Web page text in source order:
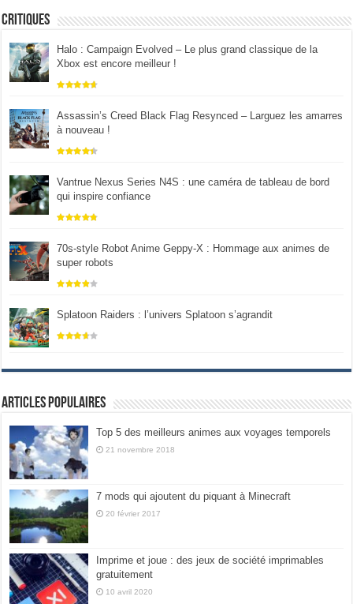
Critiques
Halo : Campaign Evolved – Le plus grand classique de la
Xbox est encore meilleur !
Assassin’s Creed Black Flag Resynced – Larguez les amarres
à nouveau !
Vantrue Nexus Series N4S : une caméra de tableau de bord
qui inspire confiance
70s-style Robot Anime Geppy-X : Hommage aux animes de
super robots
Splatoon Raiders : l’univers Splatoon s’agrandit
Articles populaires
Top 5 des meilleurs animes aux voyages temporels
21 novembre 2018
7 mods qui ajoutent du piquant à Minecraft
20 février 2017
Imprime et joue : des jeux de société imprimables
gratuitement
10 avril 2020